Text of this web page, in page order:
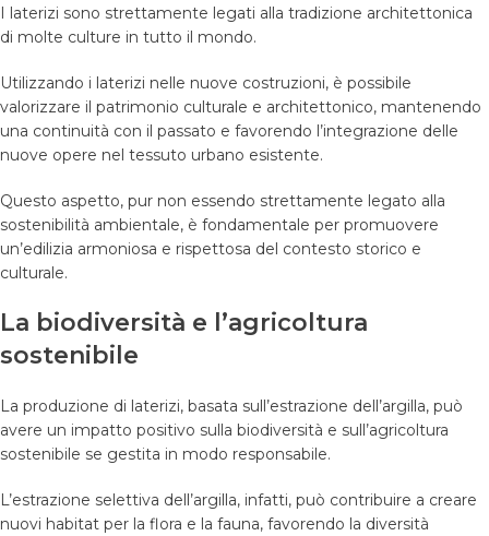
I laterizi sono strettamente legati alla tradizione architettonica
di molte culture in tutto il mondo.
Utilizzando i laterizi nelle nuove costruzioni, è possibile
valorizzare il patrimonio culturale e architettonico, mantenendo
una continuità con il passato e favorendo l’integrazione delle
nuove opere nel tessuto urbano esistente.
Questo aspetto, pur non essendo strettamente legato alla
sostenibilità ambientale, è fondamentale per promuovere
un’edilizia armoniosa e rispettosa del contesto storico e
culturale.
La biodiversità e l’agricoltura
sostenibile
La produzione di laterizi, basata sull’estrazione dell’argilla, può
avere un impatto positivo sulla biodiversità e sull’agricoltura
sostenibile se gestita in modo responsabile.
L’estrazione selettiva dell’argilla, infatti, può contribuire a creare
nuovi habitat per la flora e la fauna, favorendo la diversità